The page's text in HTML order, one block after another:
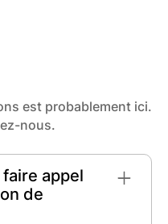
est probablement ici.
nous.
appel
de